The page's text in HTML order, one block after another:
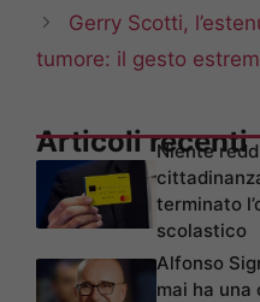
Gerry Scotti,
tumore: il gesto
Articoli recenti
Niente
terminato
scolastico
Alfonso
mai ha